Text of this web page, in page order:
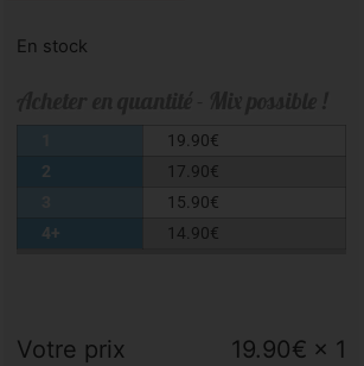
En stock
19.90€
2
17.90€
15.90€
4+
14.90€
Votre prix 19.90€ × 1